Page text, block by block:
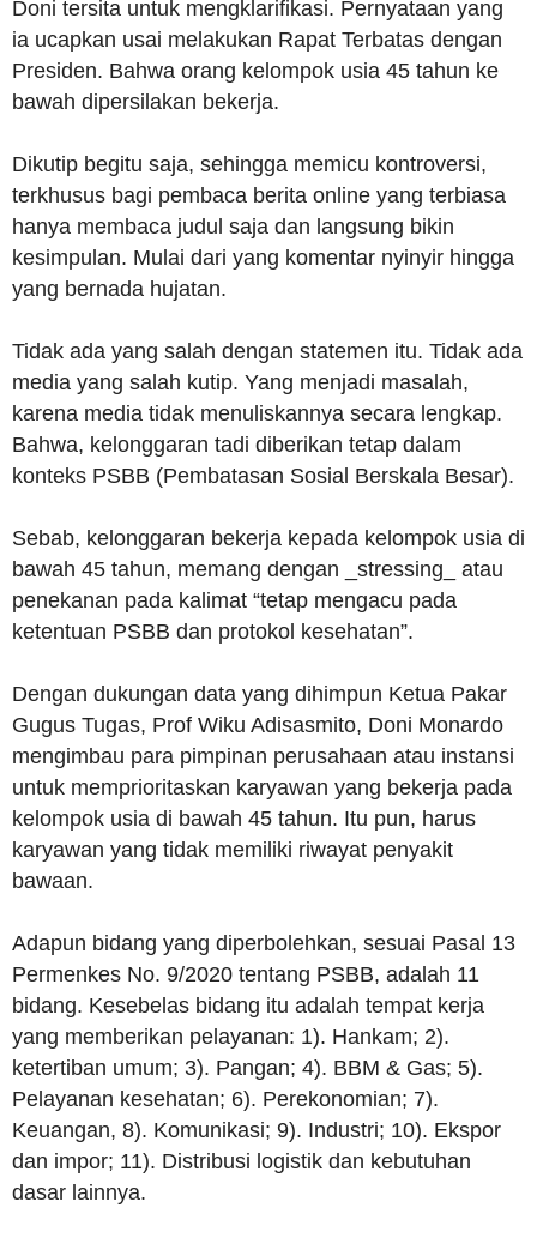
Doni tersita untuk mengklarifikasi. Pernyataan yang
ia ucapkan usai melakukan Rapat Terbatas dengan
Presiden. Bahwa orang kelompok usia 45 tahun ke
bawah dipersilakan bekerja.
Dikutip begitu saja, sehingga memicu kontroversi,
terkhusus bagi pembaca berita online yang terbiasa
hanya membaca judul saja dan langsung bikin
kesimpulan. Mulai dari yang komentar nyinyir hingga
yang bernada hujatan.
Tidak ada yang salah dengan statemen itu. Tidak ada
media yang salah kutip. Yang menjadi masalah,
karena media tidak menuliskannya secara lengkap.
Bahwa, kelonggaran tadi diberikan tetap dalam
konteks PSBB (Pembatasan Sosial Berskala Besar).
Sebab, kelonggaran bekerja kepada kelompok usia di
bawah 45 tahun, memang dengan _stressing_ atau
penekanan pada kalimat “tetap mengacu pada
ketentuan PSBB dan protokol kesehatan”.
Dengan dukungan data yang dihimpun Ketua Pakar
Gugus Tugas, Prof Wiku Adisasmito, Doni Monardo
mengimbau para pimpinan perusahaan atau instansi
untuk memprioritaskan karyawan yang bekerja pada
kelompok usia di bawah 45 tahun. Itu pun, harus
karyawan yang tidak memiliki riwayat penyakit
bawaan.
Adapun bidang yang diperbolehkan, sesuai Pasal 13
Permenkes No. 9/2020 tentang PSBB, adalah 11
bidang. Kesebelas bidang itu adalah tempat kerja
yang memberikan pelayanan: 1). Hankam; 2).
ketertiban umum; 3). Pangan; 4). BBM & Gas; 5).
Pelayanan kesehatan; 6). Perekonomian; 7).
Keuangan, 8). Komunikasi; 9). Industri; 10). Ekspor
dan impor; 11). Distribusi logistik dan kebutuhan
dasar lainnya.